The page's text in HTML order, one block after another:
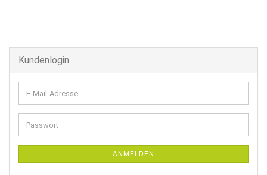
Kundenlogin
E-
Mail-
Adresse
Passwort
ANMELDEN